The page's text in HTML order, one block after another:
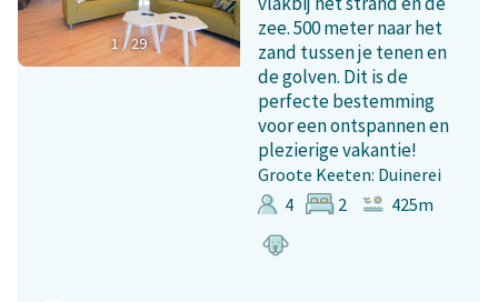
1/29
zee. 500 meter naar het
zand tussen je tenen en
de golven. Dit is de
perfecte bestemming
voor een ontspannen en
plezierige vakantie!
Groote Keeten: Duinerei
4
2 425m